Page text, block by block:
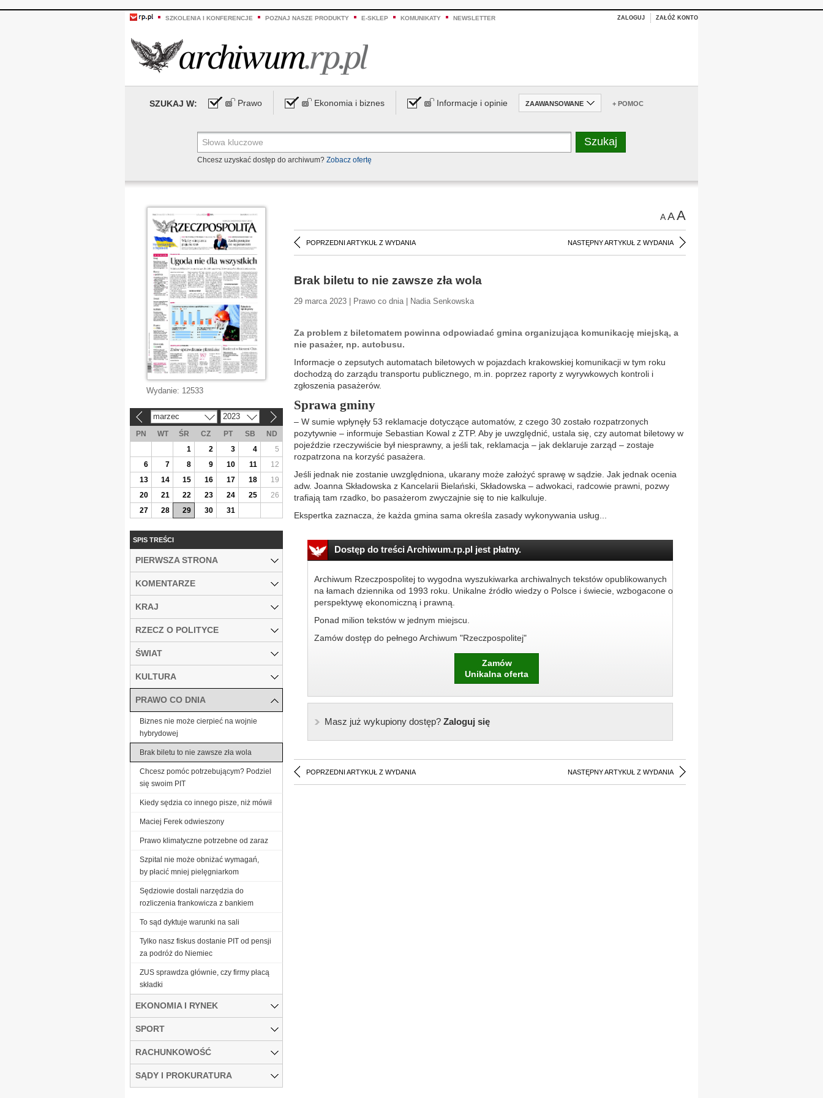
SZKOLENIA I KONFERENCJE POZNAJ NASZE PRODUKTY E-SKLEP KOMUNIKATY NEWSLETTER ZALOGUJ ZAŁÓŻ KONTO
SZUKAJ W: Prawo Ekonomia i biznes Informacje i opinie ZAAWANSOWANE + POMOC
Chcesz uzyskać dostęp do archiwum? Zobacz ofertę
AAA
POPRZEDNI ARTYKUŁ Z WYDANIA NASTĘPNY ARTYKUŁ Z WYDANIA
Brak biletu to nie zawsze zła wola
29 marca 2023 | Prawo co dnia | Nadia Senkowska
Za problem z biletomatem powinna odpowiadać gmina organizująca komunikację miejską, a
nie pasażer, np. autobusu.
Informacje o zepsutych automatach biletowych w pojazdach krakowskiej komunikacji w tym roku
dochodzą do zarządu transportu publicznego, m.in. poprzez raporty z wyrywkowych kontroli i
zgłoszenia pasażerów.
Sprawa gminy
– W sumie wpłynęły 53 reklamacje dotyczące automatów, z czego 30 zostało rozpatrzonych
pozytywnie – informuje Sebastian Kowal z ZTP. Aby je uwzględnić, ustala się, czy automat biletowy w
pojeździe rzeczywiście był niesprawny, a jeśli tak, reklamacja – jak deklaruje zarząd – zostaje
rozpatrzona na korzyść pasażera.
Jeśli jednak nie zostanie uwzględniona, ukarany może założyć sprawę w sądzie. Jak jednak ocenia
adw. Joanna Składowska z Kancelarii Bielański, Składowska – adwokaci, radcowie prawni, pozwy
trafiają tam rzadko, bo pasażerom zwyczajnie się to nie kalkuluje.
Ekspertka zaznacza, że każda gmina sama określa zasady wykonywania usług...
Dostęp do treści Archiwum.rp.pl jest płatny.
Archiwum Rzeczpospolitej to wygodna wyszukiwarka archiwalnych tekstów opublikowanych
na łamach dziennika od 1993 roku. Unikalne źródło wiedzy o Polsce i świecie, wzbogacone o
perspektywę ekonomiczną i prawną.
Ponad milion tekstów w jednym miejscu.
Zamów dostęp do pełnego Archiwum "Rzeczpospolitej"
Zamów
Unikalna oferta
Masz już wykupiony dostęp?Zaloguj się
POPRZEDNI ARTYKUŁ Z WYDANIA NASTĘPNY ARTYKUŁ Z WYDANIA
Wydanie: 12533
marzec 2023
PN WT ŚR CZ PT SB
ND
1
2 3 4
5
6
7 8 9 10 11
12
13
14 15 16 17 18
19
20
21 22 23 24 25
26
27
28 29 30 31
SPIS TREŚCI
PIERWSZA STRONA
KOMENTARZE
KRAJ
RZECZ O POLITYCE
ŚWIAT
KULTURA
PRAWO CO DNIA
Biznes nie może cierpieć na wojnie
hybrydowej
Brak biletu to nie zawsze zła wola
Chcesz pomóc potrzebującym? Podziel
się swoim PIT
Kiedy sędzia co innego pisze, niż mówił
Maciej Ferek odwieszony
Prawo klimatyczne potrzebne od zaraz
Szpital nie może obniżać wymagań,
by płacić mniej pielęgniarkom
Sędziowie dostali narzędzia do
rozliczenia frankowicza z bankiem
To sąd dyktuje warunki na sali
Tylko nasz fiskus dostanie PIT od pensji
za podróż do Niemiec
ZUS sprawdza głównie, czy firmy płacą
składki
EKONOMIA I RYNEK
SPORT
RACHUNKOWOŚĆ
SĄDY I PROKURATURA